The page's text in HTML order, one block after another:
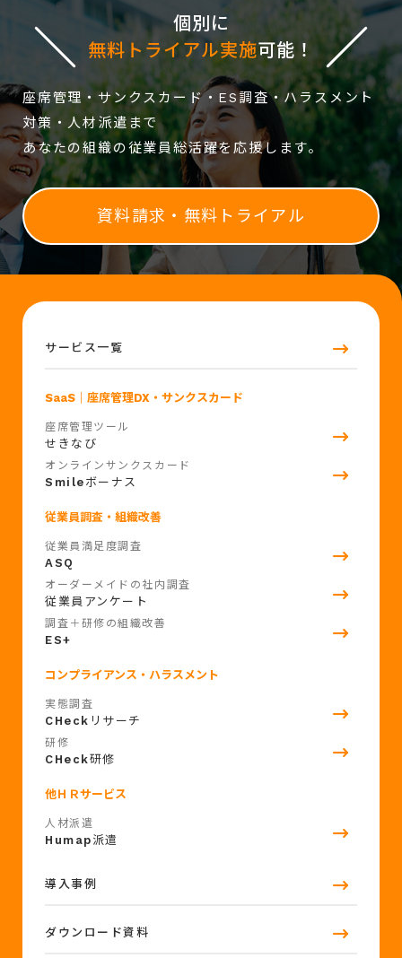
個別に
無料トライアル実施可能！
座席管理・サンクスカード・ES調査・ハラスメント
対策・人材派遣まで
あなたの組織の従業員総活躍を応援します。
資料請求・無料トライアル
サービス一覧
SaaS ｜座席管理DX・サンクスカード
座席管理ツール
せきなび
オンラインサンクスカード
Smile ボーナス
従業員調査・組織改善
従業員満足度調査
ASQ
オーダーメイドの社内調査
従業員アンケート
調査＋研修の組織改善
ES+
コンプライアンス・ハラスメント
実態調査
CHeck リサーチ
研修
CHeck研修
他ＨＲサービス
人材派遣
Humap 派遣
導入事例
ダウンロード資料